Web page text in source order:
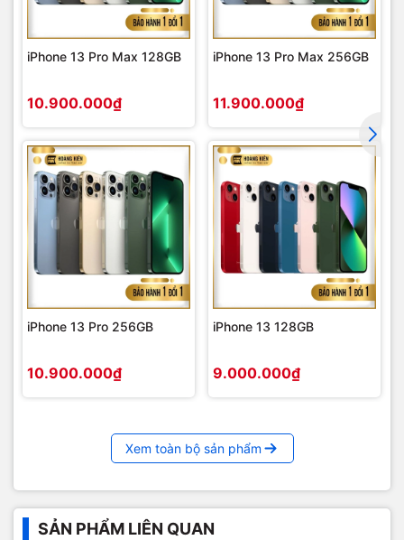
iPhone 13 Pro Max 128GB
10.900.000₫
iPhone 13 Pro Max 256GB
11.900.000₫
iPhone 13 Pro 256GB
10.900.000₫
iPhone 13 128GB
9.000.000₫
Xem toàn bộ sản phẩm
SẢN PHẨM LIÊN QUAN